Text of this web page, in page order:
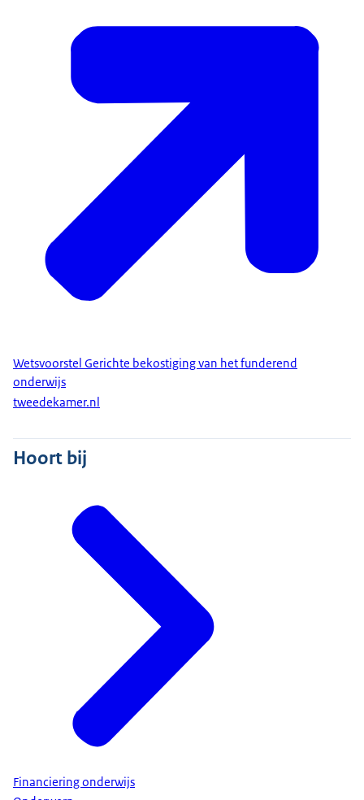
Wetsvoorstel Gerichte bekostiging van het funderend
onderwijs
tweedekamer.nl
Hoort bij
Financiering onderwijs